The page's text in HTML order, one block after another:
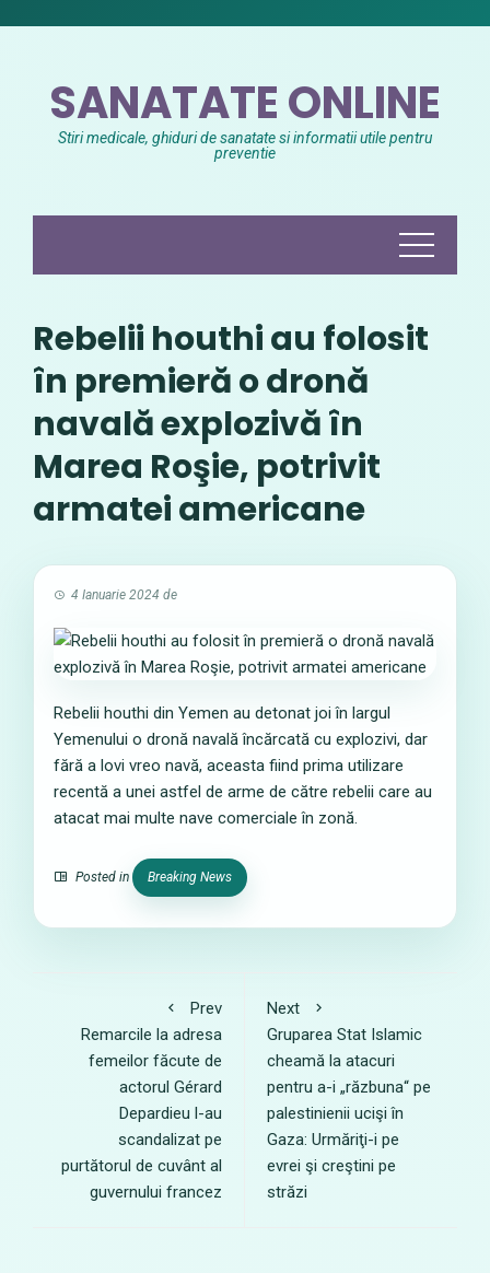
SANATATE ONLINE
Stiri medicale, ghiduri de sanatate si informatii utile pentru
preventie
Rebelii houthi au folosit
în premieră o dronă
navală explozivă în
Marea Roşie, potrivit
armatei americane
4 Ianuarie 2024 de
Rebelii houthi din Yemen au detonat joi în largul
Yemenului o dronă navală încărcată cu explozivi, dar
fără a lovi vreo navă, aceasta fiind prima utilizare
recentă a unei astfel de arme de către rebelii care au
atacat mai multe nave comerciale în zonă.
Posted in Breaking News
Prev
Remarcile la adresa
femeilor făcute de
actorul Gérard
Depardieu l-au
scandalizat pe
purtătorul de cuvânt al
guvernului francez
Next
Gruparea Stat Islamic
cheamă la atacuri
pentru a-i „răzbuna“ pe
palestinienii ucişi în
Gaza: Urmăriţi-i pe
evrei şi creştini pe
străzi